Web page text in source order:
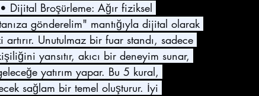
Dijital Broşürleme: Ağır fiziksel
gönderelim" mantığıyla dijital olarak
Unutulmaz bir fuar standı, sadece
yansıtır, akıcı bir deneyim sunar,
yatırım yapar. Bu 5 kural,
sağlam bir temel oluşturur. İyi